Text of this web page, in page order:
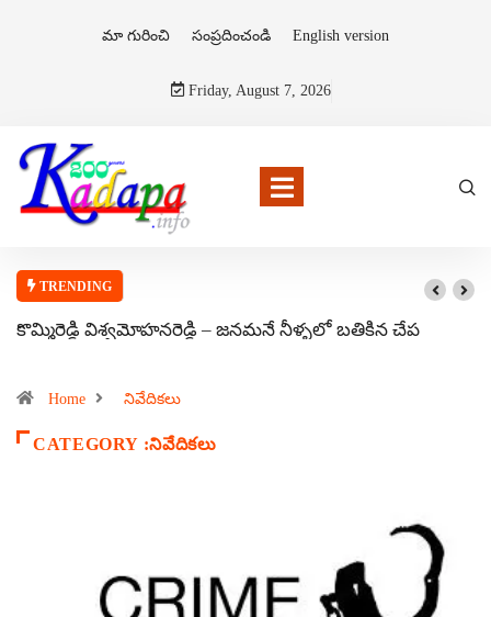
మా గురించి సంప్రదించండి English version
Friday, August 7, 2026
TRENDING
కొమ్మిరెడ్డి విశ్వమోహనరెడ్డి – జనమనే నీళ్ళలో బతికిన చేప
Home నివేదికలు
CATEGORY :నివేదికలు